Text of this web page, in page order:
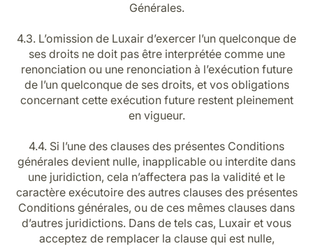
Générales.
4.3. L’omission de Luxair d’exercer l’un quelconque de
ses droits ne doit pas être interprétée comme une
renonciation ou une renonciation à l’exécution future
de l’un quelconque de ses droits, et vos obligations
concernant cette exécution future restent pleinement
en vigueur.
4.4. Si l’une des clauses des présentes Conditions
générales devient nulle, inapplicable ou interdite dans
une juridiction, cela n’affectera pas la validité et le
caractère exécutoire des autres clauses des présentes
Conditions générales, ou de ces mêmes clauses dans
d’autres juridictions. Dans de tels cas, Luxair et vous
acceptez de remplacer la clause qui est nulle,